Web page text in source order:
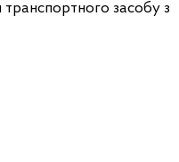
засобу з